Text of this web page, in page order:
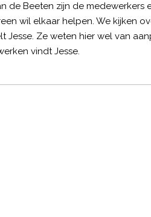
de Beeten zijn de
wil elkaar helpen. We kijken
Jesse. Ze weten hier wel van
vindt Jesse.